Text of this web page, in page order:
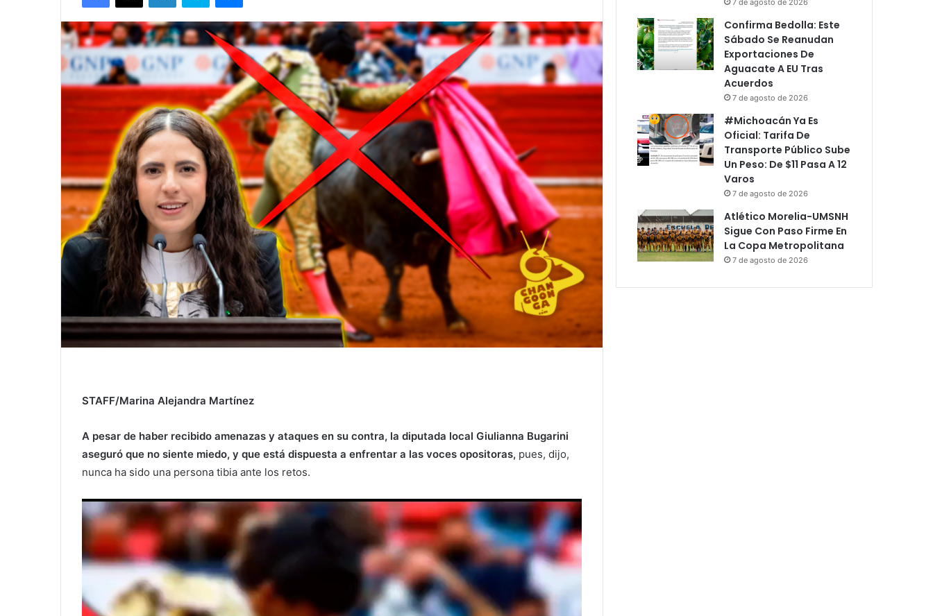
STAFF/Marina Alejandra Martínez
A pesar de haber recibido amenazas y ataques en su contra, la diputada local Giulianna Bugarini
aseguró que no siente miedo, y que está dispuesta a enfrentar a las voces opositoras, pues, dijo,
nunca ha sido una persona tibia ante los retos.
Confirma Bedolla: Este
Sábado Se Reanudan
Exportaciones De
Aguacate A EU Tras
Acuerdos
7 de agosto de 2026
#Michoacán Ya Es
Oficial: Tarifa De
Transporte Público Sube
Un Peso: De $11 Pasa A 12
Varos
7 de agosto de 2026
Atlético Morelia-UMSNH
Sigue Con Paso Firme En
La Copa Metropolitana
7 de agosto de 2026